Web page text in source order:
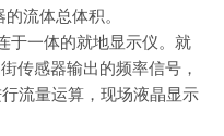
流体总体积。
于一体的就地显示仪。就
传感器输出的频率信号，
流量运算，现场液晶显示